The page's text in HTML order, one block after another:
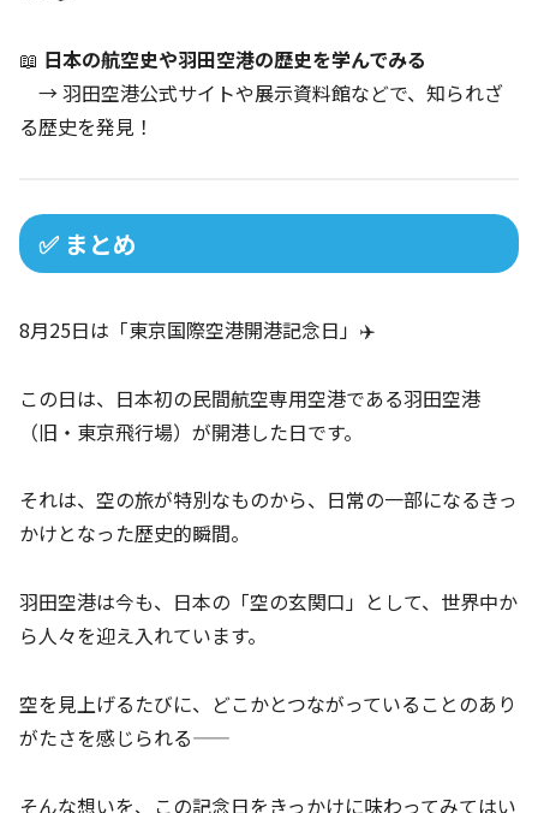
📖 日本の航空史や羽田空港の歴史を学んでみる
→ 羽田空港公式サイトや展示資料館などで、知られざ
る歴史を発見！
✅ まとめ
8月25日は「東京国際空港開港記念日」✈️
この日は、日本初の民間航空専用空港である羽田空港
（旧・東京飛行場）が開港した日です。
それは、空の旅が特別なものから、日常の一部になるきっ
かけとなった歴史的瞬間。
羽田空港は今も、日本の「空の玄関口」として、世界中か
ら人々を迎え入れています。
空を見上げるたびに、どこかとつながっていることのあり
がたさを感じられる――
そんな想いを、この記念日をきっかけに味わってみてはい